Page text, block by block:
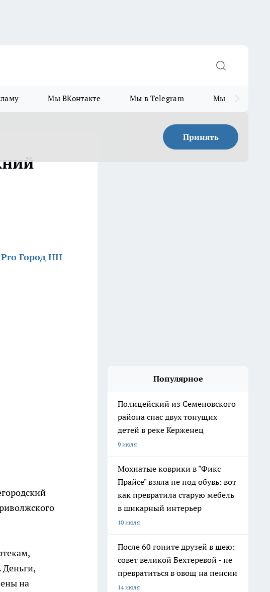
Мы ВКонтакте Мы в Telegram Мы в MAX
Принять
Город НН
на
Популярное
Полицейский из Семеновского
района спас двух тонущих
детей в реке Керженец
9 июля
Мохнатые коврики в "Фикс
Прайсе" взяла не под обувь: вот
как превратила старую мебель
в шикарный интерьер
10 июля
После 60 гоните друзей в шею:
совет великой Бехтеревой - не
превратиться в овощ на пенсии
14 июля